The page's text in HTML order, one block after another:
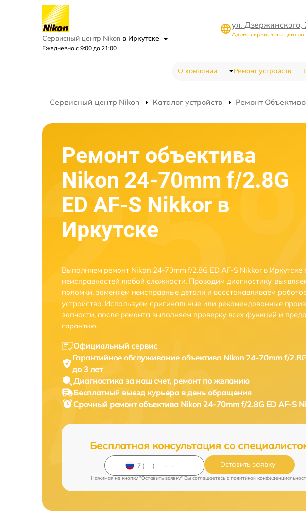
Сервисный центр Nikon в Иркутске
Ежедневно с 9:00 до 21:00
ул. Дзержинского,
Адрес сервисного центра
О компании Ремонт устройств
Сервисный центр Nikon Каталог устройств Ремонт
Ремонт объектива
Nikon 24-70mm f/2.8G
ED AF-S Nikkor в
Иркутске
Выполняем ремонт Nikon 24-70mm f/2.8G ED AF-S Nikkor в Иркутске
неисправностей любой сложности. Проводим диагностику,
поломки, заменяем неисправные детали и восстанавливаем
устройства. Используем оригинальные или рекомендованные
запчасти, после ремонта выполняем проверку всех функций и
гарантию.
Официальный сервис
Гарантийное обслуживаниеобъектива Nikon 24-70mm f/
до 3 лет
Диагностика за наш счет, ремонт по желанию
Бесплатный выезд курьера в день обращения
Срочный ремонтобъектива Nikon 24-70mm f/2.8G ED AF-S
Бесплатная консультация со
Оставить заявку
Нажимая на кнопку "Оставить заявку" Вы соглашаетесь c политикой